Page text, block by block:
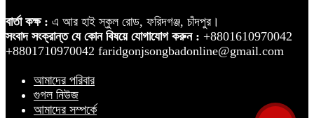
বার্তা কক্ষ : এ আর হাই স্কুল রোড, ফরিদগঞ্জ, চাঁদপুর।
সংবাদ সংক্রান্ত যে কোন বিষয়ে যোগাযোগ করুন : +8801610970042
+8801710970042 faridgonjsongbadonline@gmail.com
আমাদের পরিবার
গুগল নিউজ
আমাদের সম্পর্কে